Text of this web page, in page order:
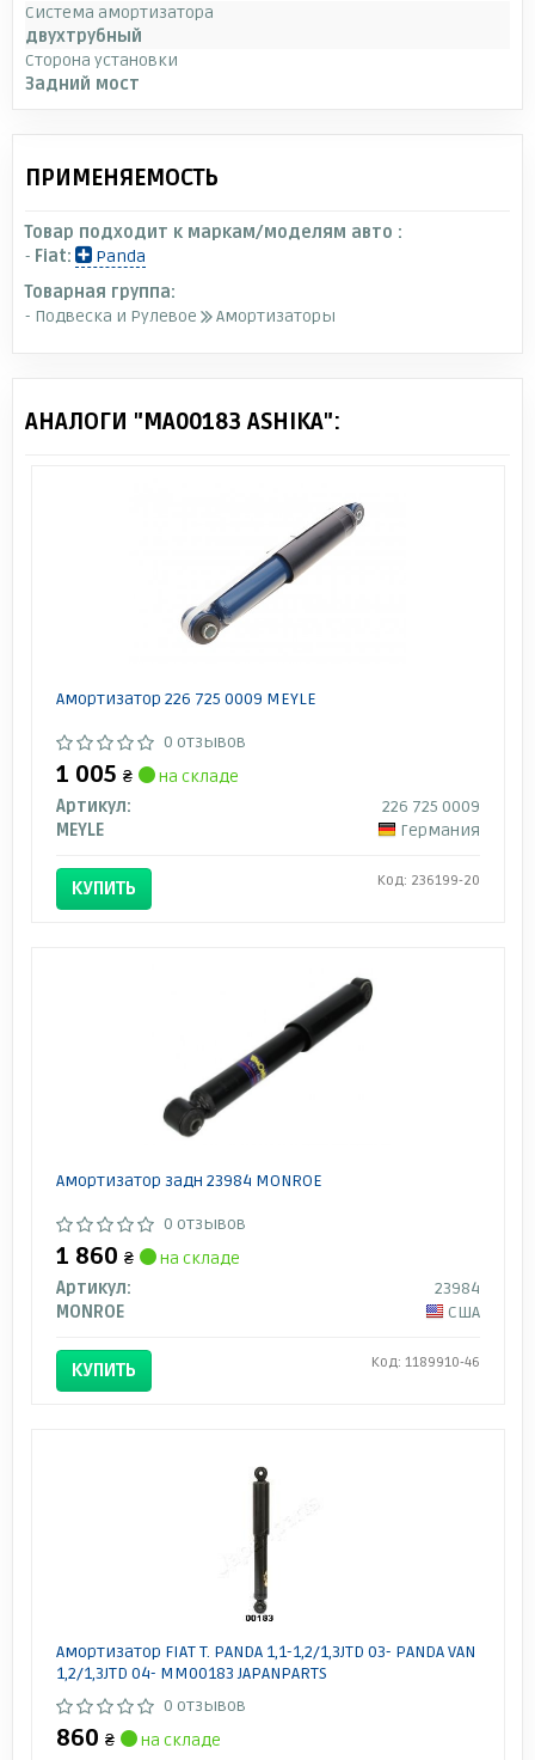
Система амортизатора
двухтрубный
Сторона установки
Задний мост
ПРИМЕНЯЕМОСТЬ
Товар подходит к маркам/моделям авто :
- Fiat:
Panda
Товарная группа:
- Подвеска и Рулевое
Амортизаторы
АНАЛОГИ "MA00183 ASHIKA":
Амортизатор 226 725 0009 MEYLE
0 отзывов
1 005 ₴
на складе
Артикул:
226 725 0009
MEYLE
Германия
КУПИТЬ Код: 236199-20
Амортизатор задн 23984 MONROE
0 отзывов
1 860 ₴
на складе
Артикул:
23984
MONROE
США
КУПИТЬ Код: 1189910-46
Амортизатор FIAT T. PANDA 1,1-1,2/1,3JTD 03- PANDA VAN
1,2/1,3JTD 04- MM00183 JAPANPARTS
0 отзывов
860 ₴
на складе